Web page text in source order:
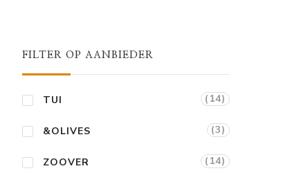
FILTER OP AANBIEDER
TUI (14)
&OLIVES (3)
ZOOVER (14)